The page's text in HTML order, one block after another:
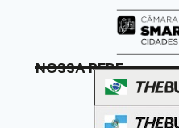
NOSSA REDE